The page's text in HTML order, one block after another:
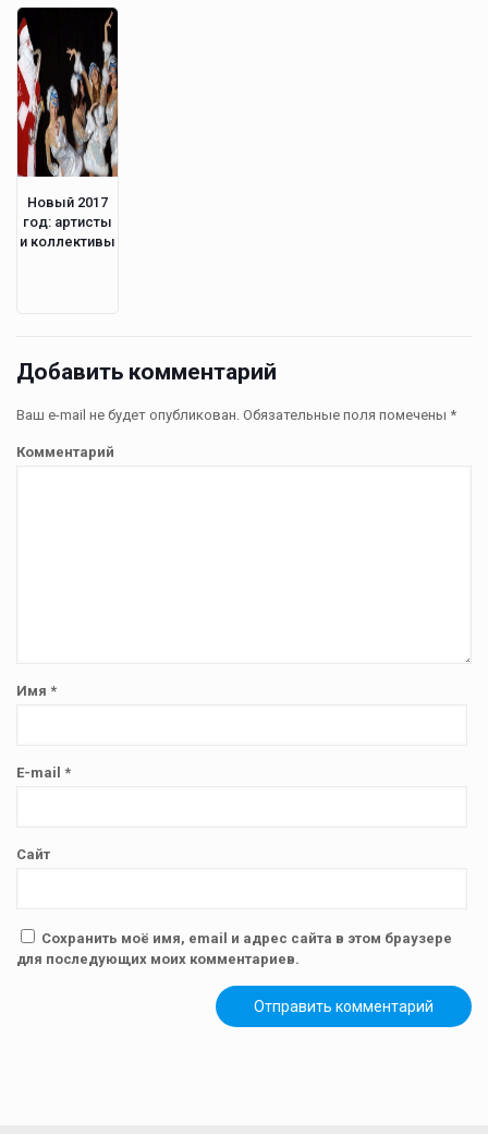
Новый 2017
год: артисты
и коллективы
Добавить комментарий
Ваш e-mail не будет опубликован. Обязательные поля помечены *
Комментарий
Имя *
E-mail *
Сайт
Сохранить моё имя, email и адрес сайта в этом браузере
для последующих моих комментариев.